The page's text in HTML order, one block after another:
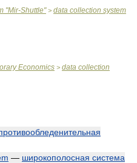
"Mir-Shuttle"> data collection system
Economics > data collection
— широкополосная система